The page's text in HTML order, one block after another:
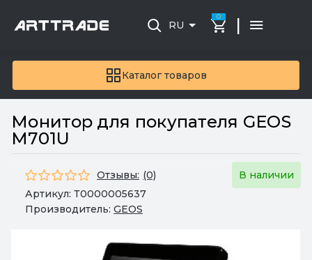
Каталог товаров
RU
0 |
Монитор для покупателя GEOS
M701U
Отзывы: (0)
В наличии
Артикул: Т0000005637
Производитель: GEOS